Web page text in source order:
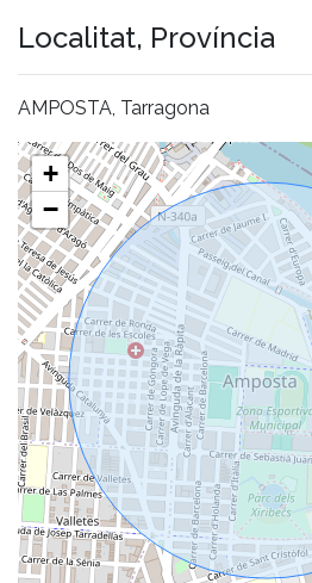
Localitat, Província
AMPOSTA, Tarragona
+
−